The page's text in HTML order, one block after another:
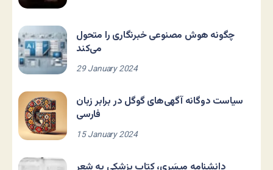
چگونه هوش مصنوعی خبرنگاری را متحول
می‌کند
29 January 2024
سیاست دوگانه آگهی‌های گوگل در برابر زبان
فارسی
15 January 2024